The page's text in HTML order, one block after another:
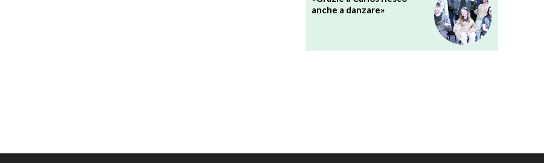
anche a danzare»